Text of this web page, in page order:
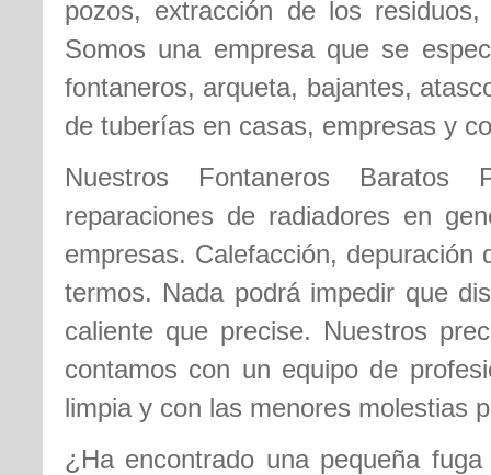
pozos, extracción de los
Somos una empresa que se
fontaneros, arqueta, bajantes,
de tuberías en casas, empresas y
Nuestros Fontaneros Baratos
reparaciones de radiadores en
empresas. Calefacción,
termos. Nada podrá impedir que
caliente que precise. Nuestros
contamos con un equipo de
limpia y con las menores molestias
¿Ha encontrado una pequeña